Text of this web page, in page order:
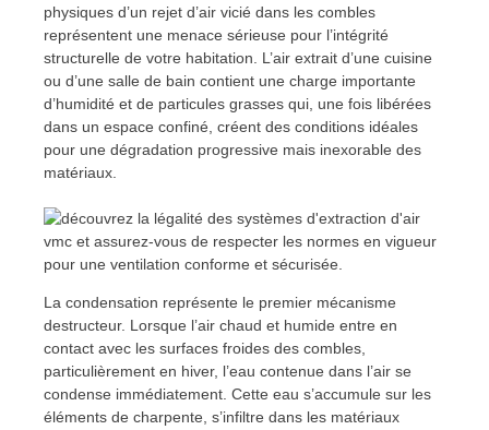
physiques d’un rejet d’air vicié dans les combles
représentent une menace sérieuse pour l’intégrité
structurelle de votre habitation. L’air extrait d’une cuisine
ou d’une salle de bain contient une charge importante
d’humidité et de particules grasses qui, une fois libérées
dans un espace confiné, créent des conditions idéales
pour une dégradation progressive mais inexorable des
matériaux.
La condensation représente le premier mécanisme
destructeur. Lorsque l’air chaud et humide entre en
contact avec les surfaces froides des combles,
particulièrement en hiver, l’eau contenue dans l’air se
condense immédiatement. Cette eau s’accumule sur les
éléments de charpente, s’infiltre dans les matériaux